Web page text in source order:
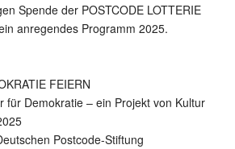
Spende der POSTCODE LOTTERIE
anregendes Programm 2025.
FEIERN
für Demokratie – ein Projekt von Kultur
Postcode-Stiftung